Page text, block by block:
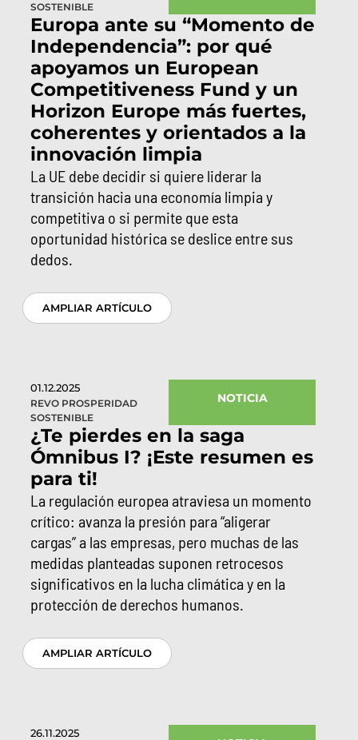
SOSTENIBLE
Europa ante su “Momento de
Independencia”: por qué
apoyamos un European
Competitiveness Fund y un
Horizon Europe más fuertes,
coherentes y orientados a la
innovación limpia
La UE debe decidir si quiere liderar la
transición hacia una economía limpia y
competitiva o si permite que esta
oportunidad histórica se deslice entre sus
dedos.
AMPLIAR ARTÍCULO
01.12.2025
REVO PROSPERIDAD
SOSTENIBLE
NOTICIA
¿Te pierdes en la saga
Ómnibus I? ¡Este resumen es
para ti!
La regulación europea atraviesa un momento
crítico: avanza la presión para “aligerar
cargas” a las empresas, pero muchas de las
medidas planteadas suponen retrocesos
significativos en la lucha climática y en la
protección de derechos humanos.
AMPLIAR ARTÍCULO
26.11.2025